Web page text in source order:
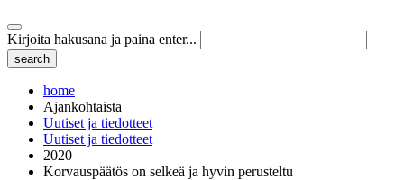
Kirjoita hakusana ja paina enter...
home
Ajankohtaista
Uutiset ja tiedotteet
Uutiset ja tiedotteet
2020
Korvauspäätös on selkeä ja hyvin perusteltu